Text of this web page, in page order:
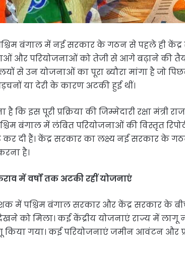
बंगाल में नई सरकार के गठन से पहले ही
और परियोजनाओं को तेजी से आगे बढ़ाने की
से उन योजनाओं का पूरा ब्यौरा मांगा है जो
या देरी के कारण अटकी हुई थीं।
है कि इस पूरी प्रक्रिया की जिम्मेदारी रक्षा मंत्री
बंगाल में लंबित परियोजनाओं की विस्तृत
दी हैं। केंद्र सरकार का लक्ष्य नई सरकार के
है।
में वर्षों तक अटकी रहीं योजनाएं
में पश्चिम बंगाल सरकार और केंद्र सरकार के
को मिला। कई केंद्रीय योजनाएं राज्य में
गया। कई परियोजनाएं जमीन आवंटन और